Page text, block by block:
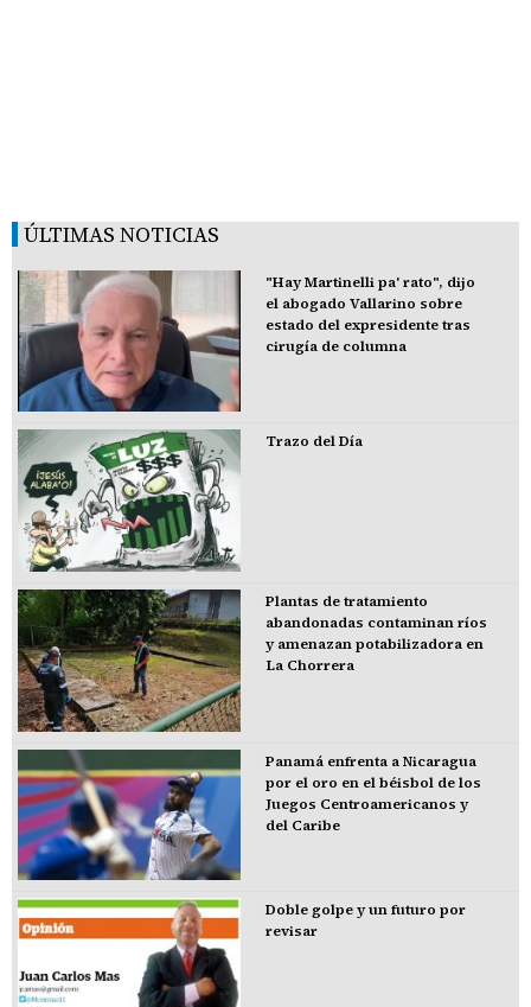
ÚLTIMAS NOTICIAS
"Hay Martinelli pa' rato", dijo
el abogado Vallarino sobre
estado del expresidente tras
cirugía de columna
Trazo del Día
Plantas de tratamiento
abandonadas contaminan ríos
y amenazan potabilizadora en
La Chorrera
Panamá enfrenta a Nicaragua
por el oro en el béisbol de los
Juegos Centroamericanos y
del Caribe
Doble golpe y un futuro por
revisar